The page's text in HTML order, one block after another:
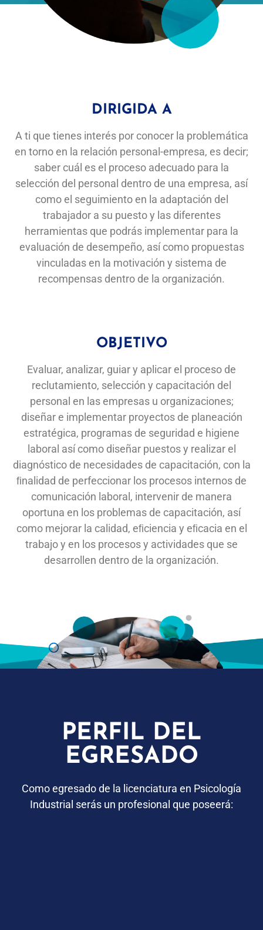
DIRIGIDA A
A ti que tienes interés por conocer la problemática
en torno en la relación personal-empresa, es decir;
saber cuál es el proceso adecuado para la
selección del personal dentro de una empresa, así
como el seguimiento en la adaptación del
trabajador a su puesto y las diferentes
herramientas que podrás implementar para la
evaluación de desempeño, así como propuestas
vinculadas en la motivación y sistema de
recompensas dentro de la organización.
OBJETIVO
Evaluar, analizar, guiary aplicar el proceso de
reclutamiento, selección y capacitación del
personal en las empresas u organizaciones;
diseñar e implementar proyectos de planeación
estratégica, programas de seguridad e higiene
laboral así como diseñar puestos y realizar el
diagnóstico de necesidades de capacitación, con la
ﬁnalidad de perfeccionar los procesos internos de
comunicación laboral, intervenir de manera
oportuna en los problemas de capacitación, así
como mejorar la calidad, eﬁciencia y eﬁcacia en el
trabajoy en los procesos y actividades que se
desarrollen dentro de la organización.
PERFIL DEL
EGRESADO
Comoegresadode la licenciatura en Psicología
Industrial serás un profesional que poseerá: